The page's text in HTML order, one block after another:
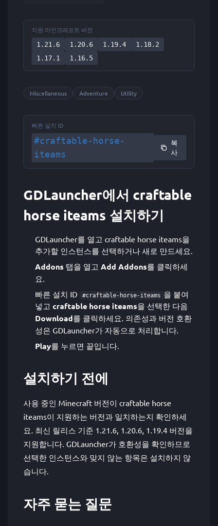
지원 마인크래프트 버전
1.21.6
1.20.6 1.19.4
1.18.2
1.17.1
1.16.5
Miscellaneous Adventure Utility
빠른 설치 ID
#craftable-horse-
iteams
복
사
GDLauncher에서 craftable
horse iteams 설치하기
GDLauncher를 열고 craftable horse iteams을
추가할 인스턴스를 선택하거나 새로 만드세요.
Addons 탭을 열고 Add Addons를 클릭하세
요.
빠른 설치 ID
#craftable-horse-iteams 을 붙여
넣고 craftable horse iteams을 선택한 다음
Download를 클릭하세요. 의존성과 버전 호환
성은 GDLauncher가 자동으로 처리합니다.
Play를 누르면 끝입니다.
설치하기 전에
사용 중인 Minecraft 버전이 craftable horse
iteams이 지원하는 버전과 일치하는지 확인하세
요. 최신 릴리스 기준 1.21.6, 1.20.6, 1.19.4 버전을
지원합니다. GDLauncher가 호환성을 확인하므로
선택한 인스턴스와 맞지 않는 항목은 설치하지 않
습니다.
자주 묻는 질문